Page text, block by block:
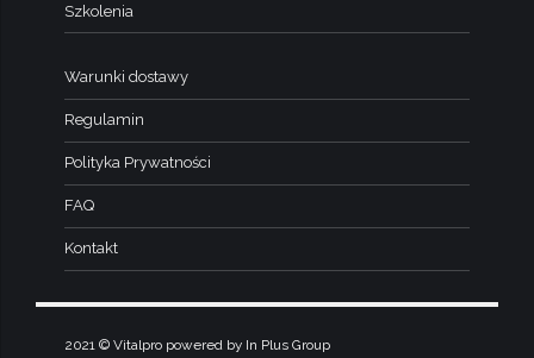
Szkolenia
Warunki dostawy
Regulamin
Polityka Prywatności
FAQ
Kontakt
2021 © Vitalpro powered by In Plus Group